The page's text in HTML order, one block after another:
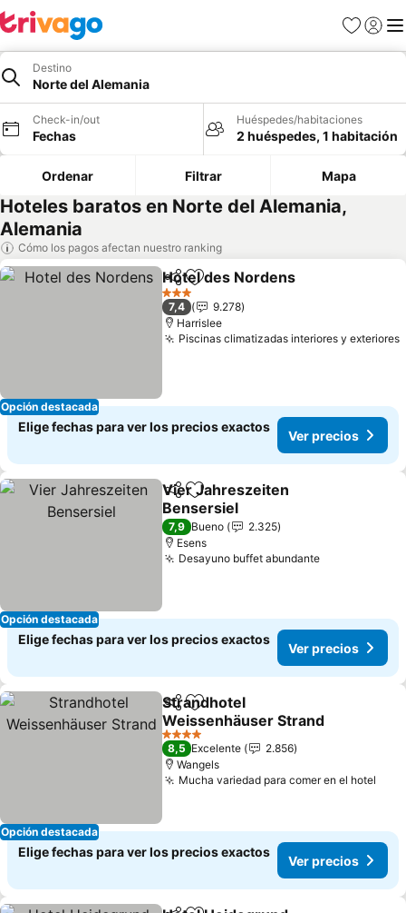
Favoritos
Iniciar
Destino
Norte del Alemania
Check-in/out
Fechas
Huéspedes/habitaciones
2 huéspedes, 1 habitación
Ordenar Filtrar Mapa
Hoteles baratos en Norte del Alemania,
Alemania
Cómo los pagos afectan nuestro ranking
Opción destacada
CompartirAgregar a favoritos
Hotel des Nordens
3 Estrellas
7,4
9.278
Harrislee
Piscinas climatizadas interiores y exteriores
Elige fechas para ver los precios exactos
Ver precios
Opción destacada
CompartirAgregar a favoritos
Vier Jahreszeiten
Bensersiel
7,9 Bueno
2.325
Esens
Desayuno buffet abundante
Elige fechas para ver los precios exactos
Ver precios
Opción destacada
CompartirAgregar a favoritos
Strandhotel
Weissenhäuser Strand
4 Estrellas
8,5 Excelente
2.856
Wangels
Mucha variedad para comer en el hotel
Elige fechas para ver los precios exactos
Ver precios